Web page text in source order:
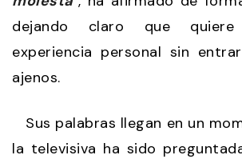
dejando claro que
experiencia personal sin
ajenos.
Sus palabras llegan en un
la televisiva ha sido